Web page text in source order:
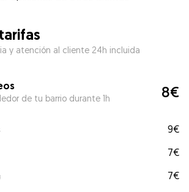
y atención al cliente 24h incluida
de tu barrio durante 1h 8€
9€
7€
7€